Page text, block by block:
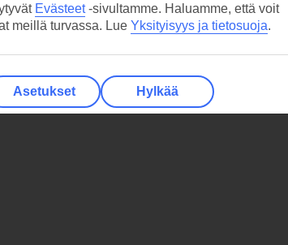
Evästeet-sivultamme. Haluamme, että voit
meillä turvassa. Lue Yksityisyys ja tietosuoja.
Asetukset Hylkää